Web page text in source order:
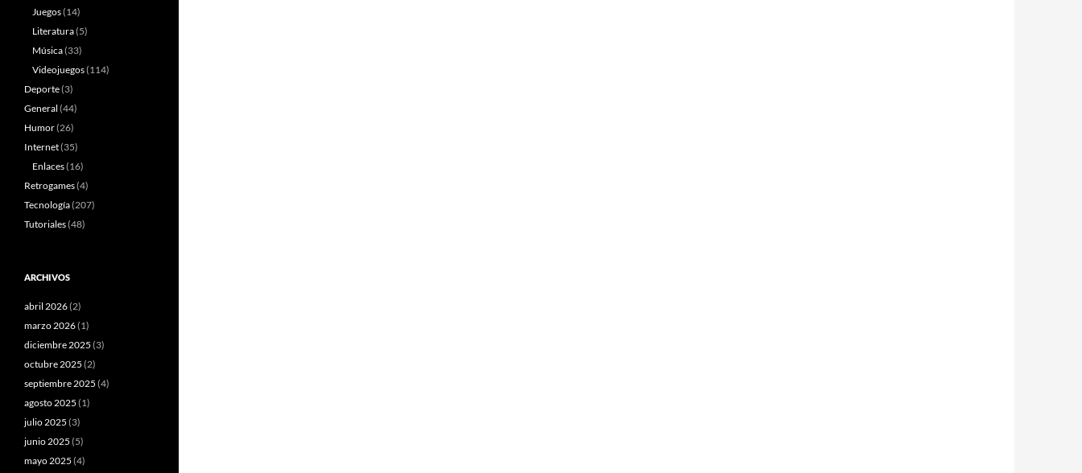
Juegos(14)
Literatura(5)
Música(33)
Videojuegos(114)
Deporte(3)
General (44)
Humor(26)
Internet(35)
Enlaces(16)
Retrogames(4)
Tecnología(207)
Tutoriales(48)
ARCHIVOS
abril 2026(2)
marzo 2026(1)
diciembre 2025 (3)
octubre 2025 (2)
septiembre 2025 (4)
agosto 2025 (1)
julio 2025 (3)
junio 2025 (5)
mayo 2025 (4)